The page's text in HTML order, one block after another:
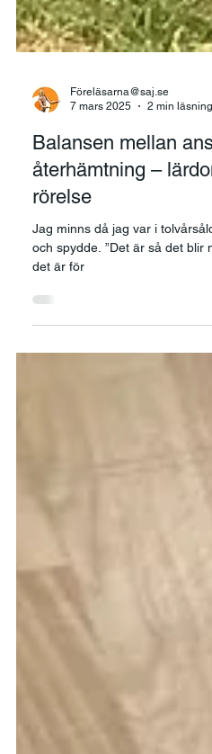
7 mars 2025
2 min läsning
Balansen mellan
återhämtning –
rörelse
Jag minns då jag var i
det är för